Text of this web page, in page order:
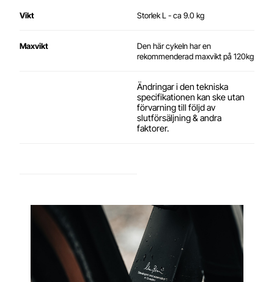
Vikt Storlek L - ca 9.0 kg
Maxvikt
Den här cykeln har en
rekommenderad maxvikt på 120kg
Ändringar i den tekniska
specifikationen kan ske utan
förvarning till följd av
slutförsäljning & andra
faktorer.